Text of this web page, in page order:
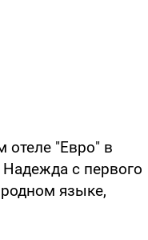
"Евро" в
Надежда с первого
языке,